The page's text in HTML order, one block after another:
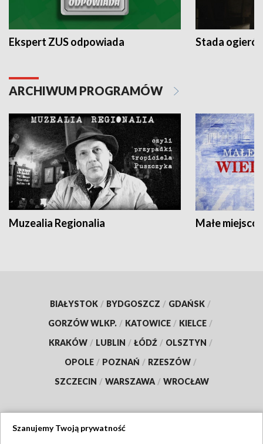
Ekspert ZUS odpowiada Stada
ARCHIWUM PROGRAMÓW
Muzealia Regionalia Małe
BIAŁYSTOK / BYDGOSZCZ / GDAŃSK /
GORZÓW WLKP. / KATOWICE / KIELCE /
KRAKÓW / LUBLIN / ŁÓDŹ / OLSZTYN /
OPOLE / POZNAŃ / RZESZÓW /
SZCZECIN / WARSZAWA / WROCŁAW
Szanujemy Twoją prywatność